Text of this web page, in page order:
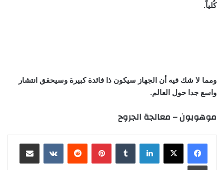
كُلياً.
ومما لا شك فيه أن الجهاز سيكون ذا فائدة كبيرة وسيحقق انتشار
واسع جدا حول العالم.
موهوبون – معالجة الجروح
لينكدإن بينتيريست